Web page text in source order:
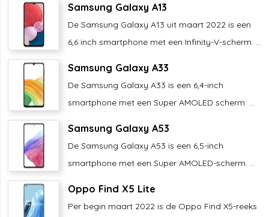
Samsung Galaxy A13
De Samsung Galaxy A13 uit maart 2022 is een
6,6 inch smartphone met een Infinity-V-scherm. ...
Samsung Galaxy A33
De Samsung Galaxy A33 is een 6,4-inch
smartphone met een Super AMOLED scherm. ...
Samsung Galaxy A53
De Samsung Galaxy A53 is een 6,5-inch
smartphone met een Super AMOLED-scherm. ...
Oppo Find X5 Lite
Per begin maart 2022 is de Oppo Find X5-reeks